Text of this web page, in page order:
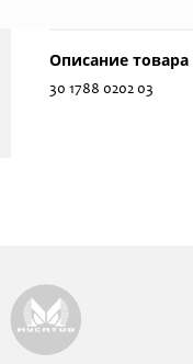
Описание товара
30 1788 0202 03